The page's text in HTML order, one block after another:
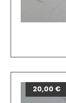
20,00 €